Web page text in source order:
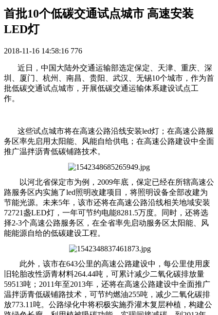
首批10个低碳交通试点城市 高速安装
LED灯
2018-11-16 14:58:16 776
近日，中国大陆外交通运输部选定保定、天津、重庆、深
圳、厦门、杭州、南昌、贵阳、武汉、无锡10个城市，作为首
批低碳交通试点城市，开展低碳交通运输体系建设试点工
作。
这些试点城市将在高速公路沿线安装led灯；在高速公路服
务区率先启用太阳能、风能自给供电；在高速公路建设中全面
推广温拌沥青低碳铺路技术。
以河北省保定市为例，2009年底，保定已经在所辖高速公
路服务区内实施了led照明改建项目，将照明设备全部改建为
节能光源。未来5年，该市还将在高速公路沿线相关地域安装
72721盏LED灯，一年可节约电能8281.5万度。同时，还将选
择2-3个高速公路服务区，在全省率先启动服务区太阳能、风
能能源自给的低碳建设工程。
此外，该市在643公里的高速公路建设中，每公里使用废
旧轮胎改性沥青材料264.44吨，可累计减少二氧化碳排放量
59513吨；2011年至2013年，还将在高速公路建设中全面推广
温拌沥青低碳铺路技术，可节约燃油255吨，减少二氧化碳排
放773.11吨。公路绿化中将积极实施乔灌木复层种植，构建公